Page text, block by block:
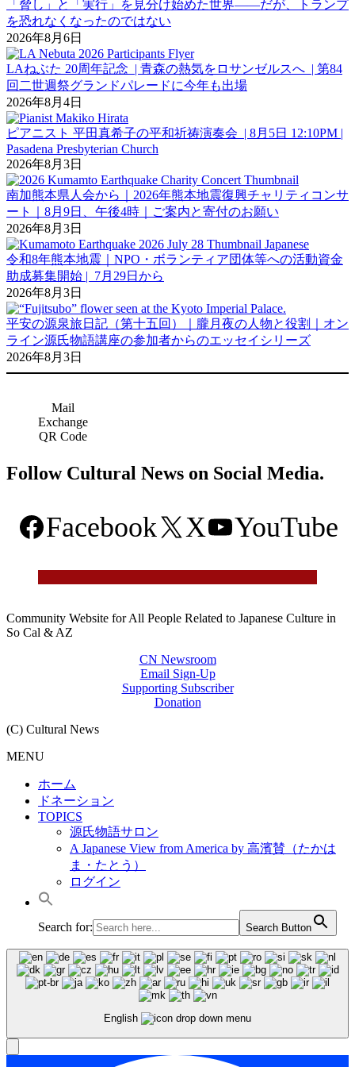
「脅し」と「実行」を見分け始めた世界――だが、トランプ
を恐れなくなったのではない
2026年8月6日
LAねぶた 20周年記念 | 青森の熱気をロサンゼルスへ | 第84
回二世週祭グランドパレードに今年も出場
2026年8月4日
ピアニスト 平田真希子の平和祈祷演奏会 | 8月5日 12:10PM |
Pasadena Presbyterian Church
2026年8月3日
南加熊本県人会から｜2026年熊本地震復興チャリティコンサ
ート｜8月9日、午後4時｜ご案内と寄付のお願い
2026年8月3日
令和8年熊本地震｜NPO・ボランティア団体等への活動資金
助成募集開始 | 7月29日から
2026年8月3日
平安の源泉旅日記（第十五回）｜朧月夜の人物と役割｜オン
ライン源氏物語講座の参加者からのエッセイシリーズ
2026年8月3日
Mail
Exchange
QR Code
Follow Cultural News on Social Media.
Facebook X YouTube
Community Website for All People Related to Japanese Culture in
So Cal & AZ
CN Newsroom
Email Sign-Up
Supporting Subscriber
Donation
(C) Cultural News
MENU
ホーム
ドネーション
TOPICS
源氏物語サロン
A Japanese View from America by 高濱賛（たかは
ま・たとう）
ログイン
Search for: Search Button
English